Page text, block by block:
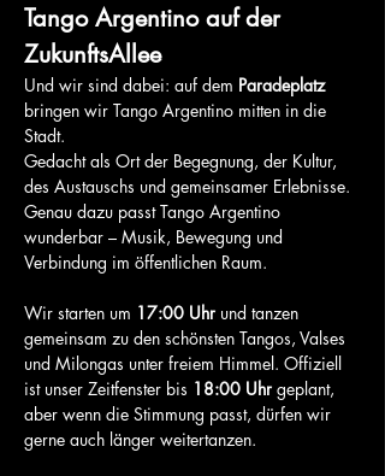
Tango Argentino auf der
ZukunftsAllee
Und wir sind dabei: auf dem Paradeplatz
bringen wir Tango Argentino mitten in die
Stadt.
Gedacht als Ort der Begegnung, der Kultur,
des Austauschs und gemeinsamer Erlebnisse.
Genau dazu passt Tango Argentino
wunderbar – Musik, Bewegung und
Verbindung im öffentlichen Raum.
Wir starten um 17:00 Uhr und tanzen
gemeinsam zu den schönsten Tangos, Valses
und Milongas unter freiem Himmel. Offiziell
ist unser Zeitfenster bis 18:00 Uhr geplant,
aber wenn die Stimmung passt, dürfen wir
gerne auch länger weitertanzen.